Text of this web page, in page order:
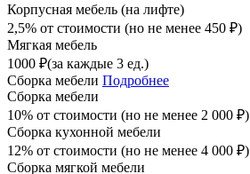
Корпусная мебель (на лифте)
2,5% от стоимости (но не менее 450 ₽)
Мягкая мебель
1000 ₽(за каждые 3 ед.)
Сборка мебели Подробнее
Сборка мебели
10% от стоимости (но не менее 2 000 ₽)
Сборка кухонной мебели
12% от стоимости (но не менее 4 000 ₽)
Сборка мягкой мебели